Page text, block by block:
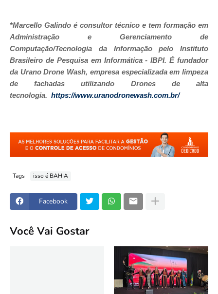
*Marcello Galindo é consultor técnico e tem formação em
Administração e Gerenciamento de
Computação/Tecnologia da Informação pelo Instituto
Brasileiro de Pesquisa em Informática - IBPI. É fundador
da Urano Drone Wash, empresa especializada em limpeza
de fachadas utilizando Drones de alta
tecnologia. https://www.uranodronewash.com.br/
Tags isso é BAHIA
Facebook
Você Vai Gostar